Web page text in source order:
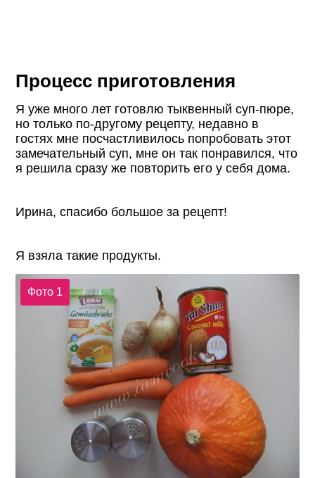
Процесс приготовления
Я уже много лет готовлю тыквенный суп-пюре,
но только по-другому рецепту, недавно в
гостях мне посчастливилось попробовать этот
замечательный суп, мне он так понравился, что
я решила сразу же повторить его у себя дома.
Ирина, спасибо большое за рецепт!
Я взяла такие продукты.
Фото 1